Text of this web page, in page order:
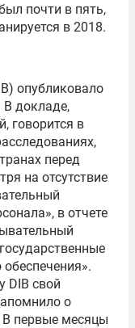
почти в пять,
в 2018.
опубликовало
В докладе,
говорится в
перед
на отсутствие
в отчете
DIB свой
о
В первые месяцы